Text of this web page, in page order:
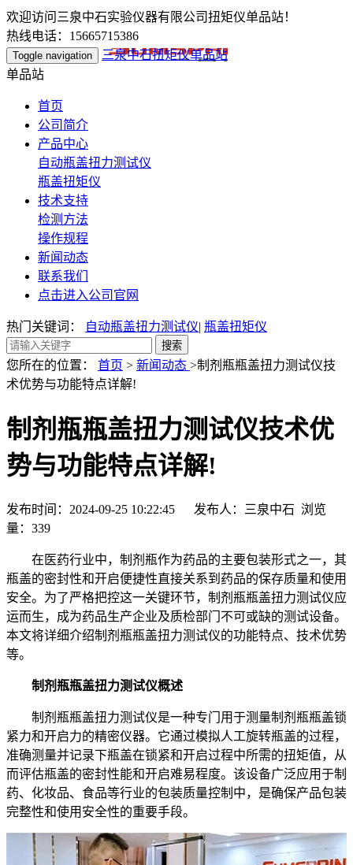
欢迎访问三泉中石实验仪器有限公司扭矩仪单品站！
热线电话：15665715386
Toggle navigation
三泉中石扭矩仪单品站
单品站
首页
公司简介
产品中心
自动瓶盖扭力测试仪
瓶盖扭矩仪
技术支持
检测方法
操作规程
新闻动态
联系我们
点击进入公司官网
热门关键词： 自动瓶盖扭力测试仪| 瓶盖扭矩仪
您所在的位置： 首页 > 新闻动态 >制剂瓶瓶盖扭力测试仪技
术优势与功能特点详解!
制剂瓶瓶盖扭力测试仪技术优
势与功能特点详解!
发布时间：2024-09-25 10:22:45 发布人：三泉中石 浏览
量： 339
在医药行业中，制剂瓶作为药品的主要包装形式之一，其
瓶盖的密封性和开启便捷性直接关系到药品的保存质量和使用
安全。为了严格把控这一关键环节，制剂瓶瓶盖扭力测试仪应
运而生，成为药品生产企业及质检部门不可或缺的测试设备。
本文将详细介绍制剂瓶瓶盖扭力测试仪的功能特点、技术优势
等。
制剂瓶瓶盖扭力测试仪概述
制剂瓶瓶盖扭力测试仪是一种专门用于测量制剂瓶瓶盖锁
紧力和开启力的精密仪器。它通过模拟人工旋转瓶盖的过程，
准确测量并记录下瓶盖在锁紧和开启过程中所需的扭矩值，从
而评估瓶盖的密封性能和开启难易程度。该设备广泛应用于制
药、化妆品、食品等行业的包装质量控制中，是确保产品包装
完整性和使用安全性的重要手段。